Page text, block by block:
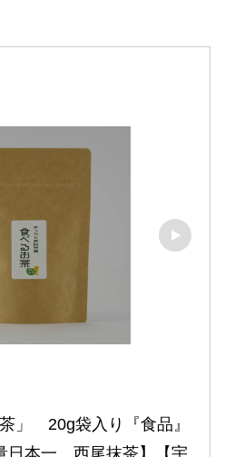
」　20g袋入り『食品』
日本一　西尾抹茶】【宇